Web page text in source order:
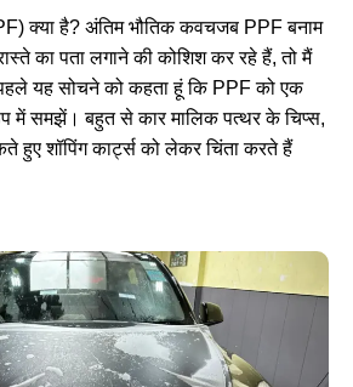
क्या है? अंतिम भौतिक कवचजब PPF बनाम
का पता लगाने की कोशिश कर रहे हैं, तो मैं
यह सोचने को कहता हूं कि PPF को एक
में समझें। बहुत से कार मालिक पत्थर के चिप्स,
शॉपिंग कार्ट्स को लेकर चिंता करते हैं